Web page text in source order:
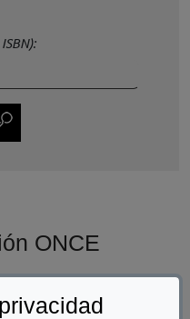
ONCE